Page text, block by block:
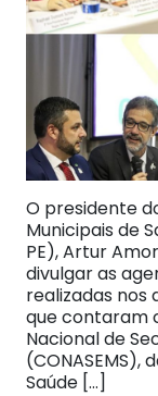
O presidente
Municipais de
PE), Artur
divulgar as
realizadas nos
que contaram
Nacional de
(CONASEMS),
Saúde […]